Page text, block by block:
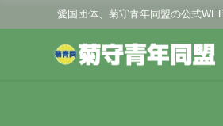
愛国団体、菊守青年同盟の公式